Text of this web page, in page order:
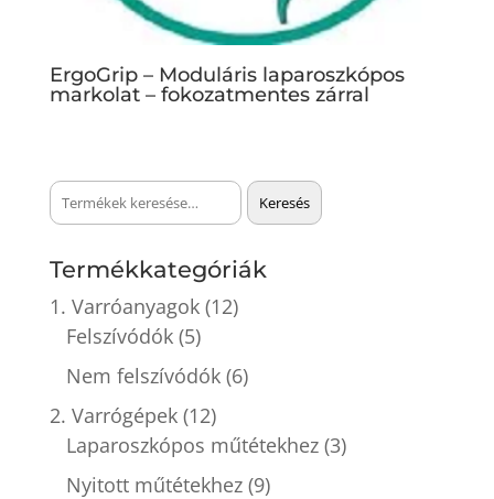
ErgoGrip – Moduláris laparoszkópos
markolat – fokozatmentes zárral
Keresés
a
Keresés
Termékkategóriák
1. Varróanyagok (12)
Felszívódók (5)
Nem felszívódók (6)
2. Varrógépek (12)
Laparoszkópos műtétekhez (3)
Nyitott műtétekhez (9)